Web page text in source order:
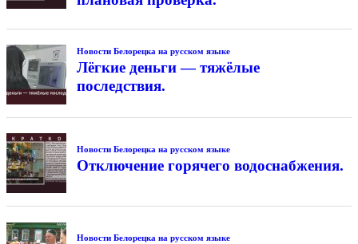
Новости Белорецка на русском языке
Лёгкие деньги — тяжёлые
последствия.
Новости Белорецка на русском языке
Отключение горячего водоснабжения.
Новости Белорецка на русском языке